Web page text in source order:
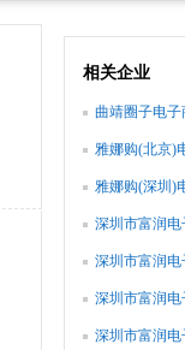
相关企业
曲靖圈子电子
雅娜购(北京)
雅娜购(深圳)
深圳市富润电
深圳市富润电
深圳市富润电
深圳市富润电